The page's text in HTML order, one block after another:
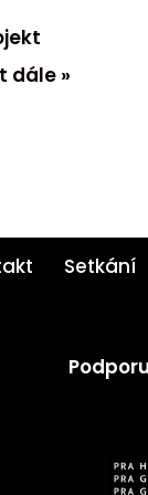
dále »
Setkání